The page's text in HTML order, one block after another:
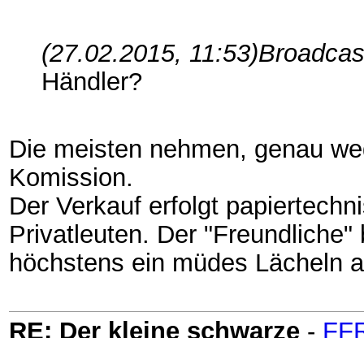
(27.02.2015, 11:53)
Händler?
Die meisten nehmen, genau
Komission.
Der Verkauf erfolgt
Privatleuten. Der
höchstens ein müdes Lächeln
RE: Der kleine schwarze -